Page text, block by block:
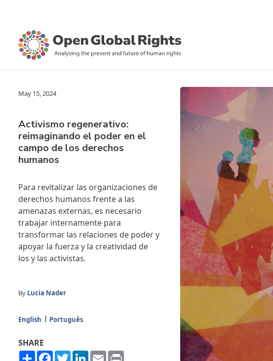
May 15, 2024
Activismo regenerativo:
reimaginando el poder en el
campo de los derechos
humanos
Para revitalizar las organizaciones de
derechos humanos frente a las
amenazas externas, es necesario
trabajar internamente para
transformar las relaciones de poder y
apoyar la fuerza y la creatividad de
los y las activistas.
By Lucia Nader
English Português
SHARE
ShareFacebook
TwitterLinkedIn
Email